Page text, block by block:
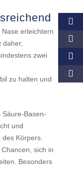
erleichtern
daher,
zwei
zu halten und
Säure-Basen-
und
Körpers.
sich in
Besonders